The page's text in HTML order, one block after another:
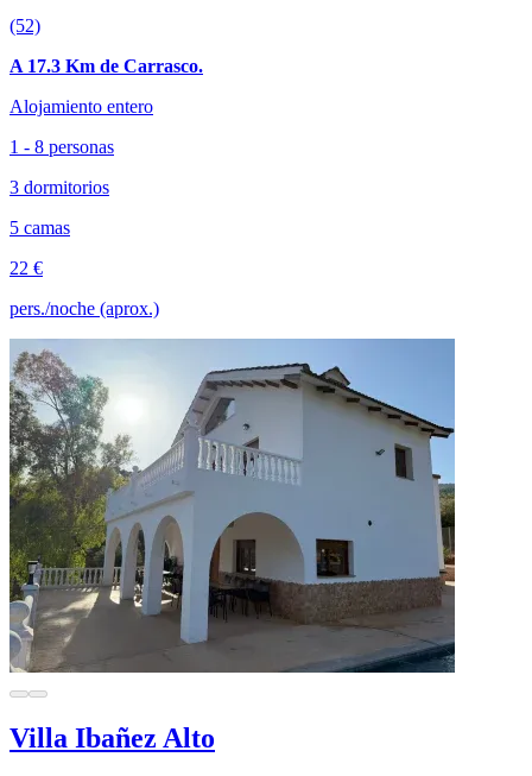
(52)
A 17.3 Km de Carrasco.
Alojamiento entero
1 - 8 personas
3 dormitorios
5 camas
22 €
pers./noche (aprox.)
Villa Ibañez Alto